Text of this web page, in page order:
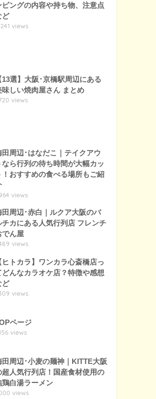
ピングの内容や持ち物、注意点
ど
views
13選】大阪･京橋駅周辺にある
味しい焼肉屋さん まとめ
views
田周辺･はなだこ｜テイクアウ
なら行列の待ち時間が大幅カッ
！おすすめの食べる場所もご紹
views
田周辺･赤白｜ルクア大阪のバ
チカにある人気行列店 フレンチ
でん屋
views
ヒトカラ】ワンカラ心斎橋店っ
どんなカラオケ店？特徴や感想
ど
views
ページ
views
田周辺･小麦の麺神｜KITTE大阪
超人気行列店！国産食材使用の
鶏白湯ラーメン
views